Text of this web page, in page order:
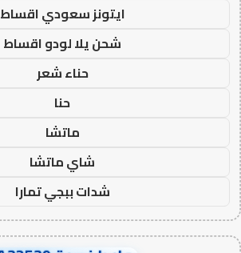
ايتونز سعودي اقساط
شحن يلا لودو اقساط
حناء شعر
حنا
ماتشا
شاي ماتشا
شدات ببجي تمارا